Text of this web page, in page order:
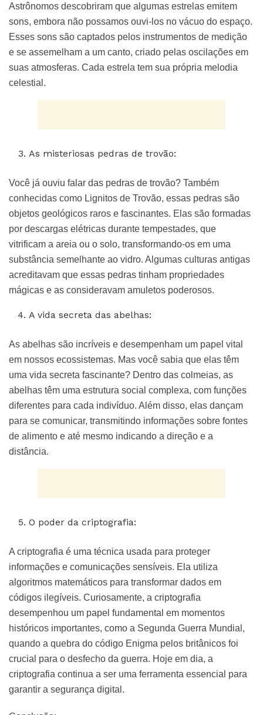
Astrônomos descobriram que algumas estrelas emitem
sons, embora não possamos ouvi-los no vácuo do espaço.
Esses sons são captados pelos instrumentos de medição
e se assemelham a um canto, criado pelas oscilações em
suas atmosferas. Cada estrela tem sua própria melodia
celestial.
As misteriosas pedras de trovão:
Você já ouviu falar das pedras de trovão? Também
conhecidas como Lignitos de Trovão, essas pedras são
objetos geológicos raros e fascinantes. Elas são formadas
por descargas elétricas durante tempestades, que
vitrificam a areia ou o solo, transformando-os em uma
substância semelhante ao vidro. Algumas culturas antigas
acreditavam que essas pedras tinham propriedades
mágicas e as consideravam amuletos poderosos.
A vida secreta das abelhas:
As abelhas são incríveis e desempenham um papel vital
em nossos ecossistemas. Mas você sabia que elas têm
uma vida secreta fascinante? Dentro das colmeias, as
abelhas têm uma estrutura social complexa, com funções
diferentes para cada indivíduo. Além disso, elas dançam
para se comunicar, transmitindo informações sobre fontes
de alimento e até mesmo indicando a direção e a
distância.
O poder da criptografia:
A criptografia é uma técnica usada para proteger
informações e comunicações sensíveis. Ela utiliza
algoritmos matemáticos para transformar dados em
códigos ilegíveis. Curiosamente, a criptografia
desempenhou um papel fundamental em momentos
históricos importantes, como a Segunda Guerra Mundial,
quando a quebra do código Enigma pelos britânicos foi
crucial para o desfecho da guerra. Hoje em dia, a
criptografia continua a ser uma ferramenta essencial para
garantir a segurança digital.